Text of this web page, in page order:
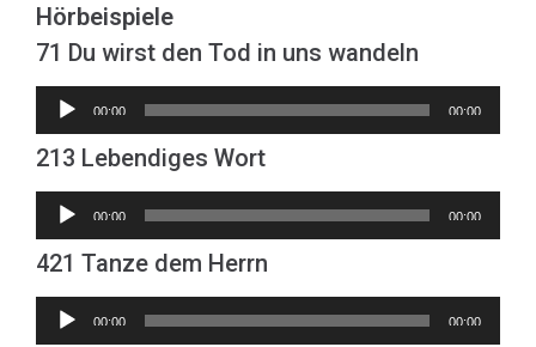
Hörbeispiele
71 Du wirst den Tod in uns wandeln
Audio-
Player
00:00 00:00
213 Lebendiges Wort
Audio-
Player
00:00 00:00
421 Tanze dem Herrn
Audio-
Player
00:00 00:00